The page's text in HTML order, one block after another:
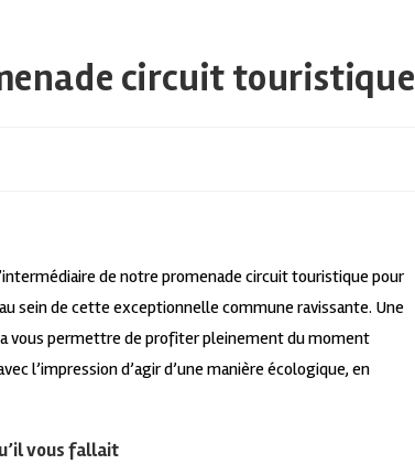
circuit touristique
de notre promenade circuit touristique pour
sein de cette exceptionnelle commune ravissante. Une
vous permettre de profiter pleinement du moment
l’impression d’agir d’une manière écologique, en
vous fallait